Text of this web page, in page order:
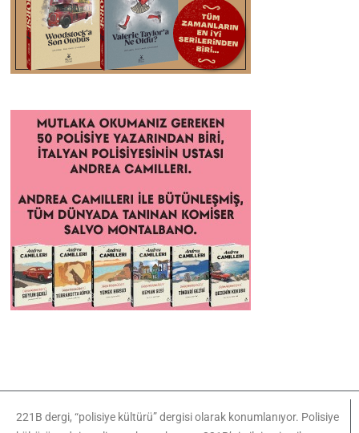
221B dergi, “polisiye kültürü” dergisi olarak konumlanıyor. Polisiye